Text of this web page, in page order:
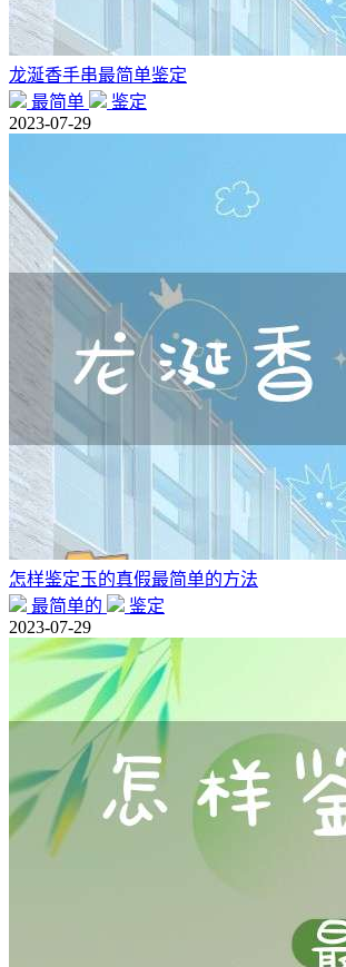
龙涎香手串最简单鉴定
最简单
鉴定
2023-07-29
怎样鉴定玉的真假最简单的方法
最简单的
鉴定
2023-07-29